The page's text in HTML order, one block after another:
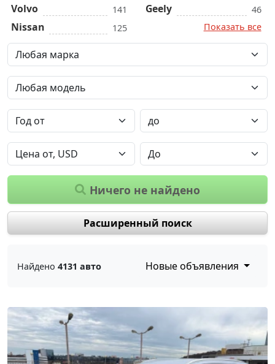
Volvo 141
Nissan 125
Geely
46
Показать все
Ничего не найдено
Расширенный поиск
Найдено 4131 авто Новые объявления